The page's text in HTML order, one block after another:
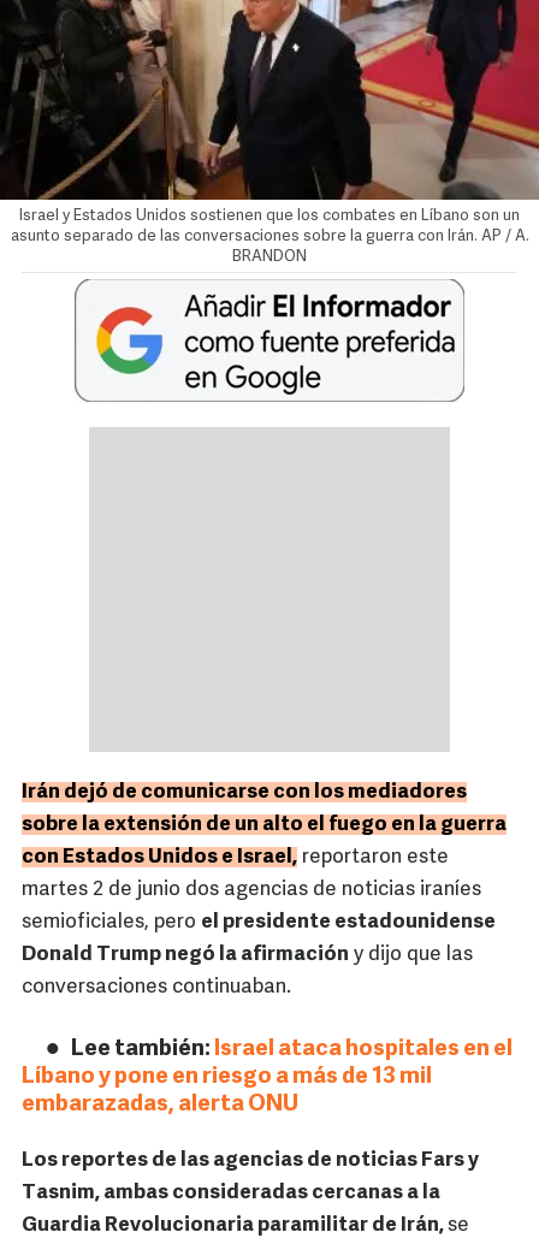
Israel y Estados Unidos sostienen que los combates en Líbano son un
asunto separado de las conversaciones sobre la guerra con Irán. AP / A.
BRANDON
Irán dejó de comunicarse con los mediadores
sobre la extensión de un alto el fuego en la guerra
con Estados Unidos e Israel, reportaron este
martes 2 de junio dos agencias de noticias iraníes
semioficiales, pero el presidente estadounidense
Donald Trump negó la afirmación y dijo que las
conversaciones continuaban.
Lee también: Israel ataca hospitales en el
Líbano y pone en riesgo a más de 13 mil
embarazadas, alerta ONU
Los reportes de las agencias de noticias Fars y
Tasnim, ambas consideradas cercanas a la
Guardia Revolucionaria paramilitar de Irán,se